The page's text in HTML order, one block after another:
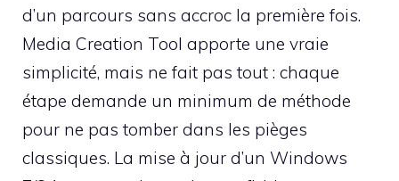
d’un parcours sans accroc la première fois.
Media Creation Tool apporte une vraie
simplicité, mais ne fait pas tout : chaque
étape demande un minimum de méthode
pour ne pas tomber dans les pièges
classiques. La mise à jour d’un Windows